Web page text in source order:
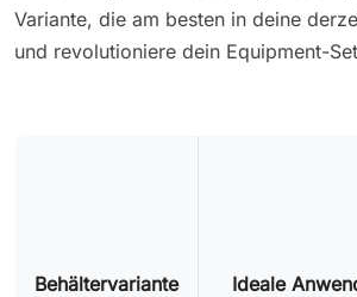
Variante, die am besten in deine
und revolutioniere dein Equipment-
Behältervariante Ideale